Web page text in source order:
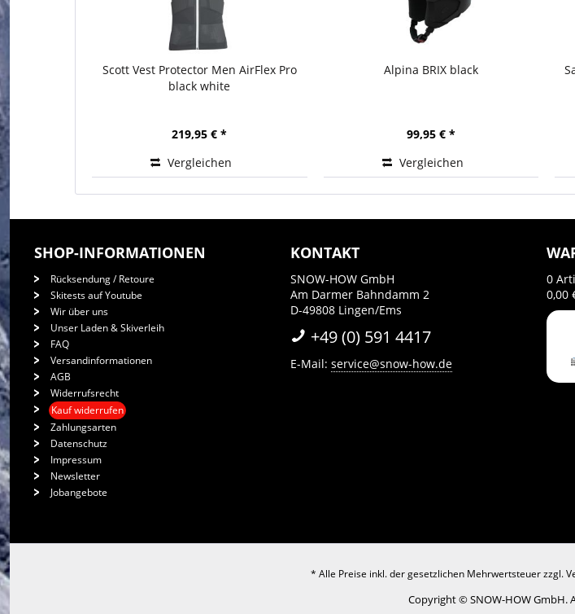
Scott Vest Protector Men AirFlex Pro
black white
219,95 € *
Vergleichen
Alpina BRIX black
99,95 € *
Vergleichen
SHOP-INFORMATIONEN
Rücksendung / Retoure
Skitests auf Youtube
Wir über uns
Unser Laden & Skiverleih
FAQ
Versandinformationen
AGB
Widerrufsrecht
Kauf widerrufen
Zahlungsarten
Datenschutz
Impressum
Newsletter
Jobangebote
KONTAKT
SNOW-HOW GmbH
Am Darmer Bahndamm 2
D-49808 Lingen/Ems
+49 (0) 591 4417
E-Mail: service@snow-how.de
0
0,00
* Alle Preise inkl. der gesetzlichen Mehrwertsteuer zzgl.
Copyright © SNOW-HOW GmbH.